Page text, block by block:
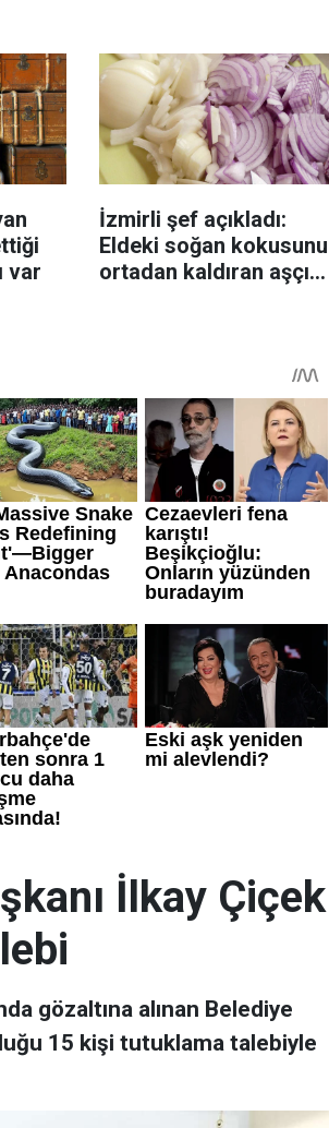
var
İzmirli şef açıkladı:
Eldeki soğan kokusunu
ortadan kaldıran aşçı
İlkay Çiçek
gözaltına alınan Belediye
15 kişi tutuklama talebiyle